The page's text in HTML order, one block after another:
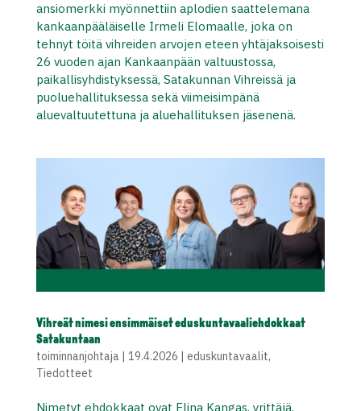
ansiomerkki myönnettiin aplodien saattelemana
kankaanpääläiselle Irmeli Elomaalle, joka on
tehnyt töitä vihreiden arvojen eteen yhtäjaksoisesti
26 vuoden ajan Kankaanpään valtuustossa,
paikallisyhdistyksessä, Satakunnan Vihreissä ja
puoluehallituksessa sekä viimeisimpänä
aluevaltuutettuna ja aluehallituksen jäsenenä.
Vihreät nimesi ensimmäiset eduskuntavaaliehdokkaat
Satakuntaan
toiminnanjohtaja| 19.4.2026 | eduskuntavaalit,
Tiedotteet
Nimetyt ehdokkaat ovat Elina Kangas, yrittäjä,